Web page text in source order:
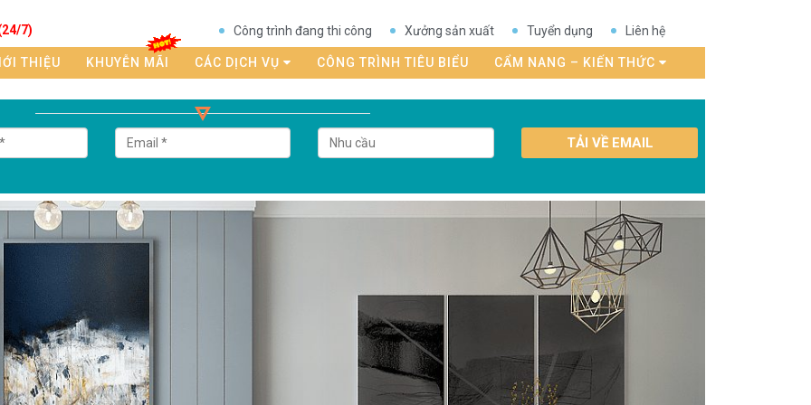
7) Công trình đang thi công Xưởng sản xuất Tuyển dụng Liên hệ
THIỆU KHUYỄN MÃI CÁC DỊCH VỤ CÔNG TRÌNH TIÊU BIỂU CẨM NANG – KIẾN THỨC